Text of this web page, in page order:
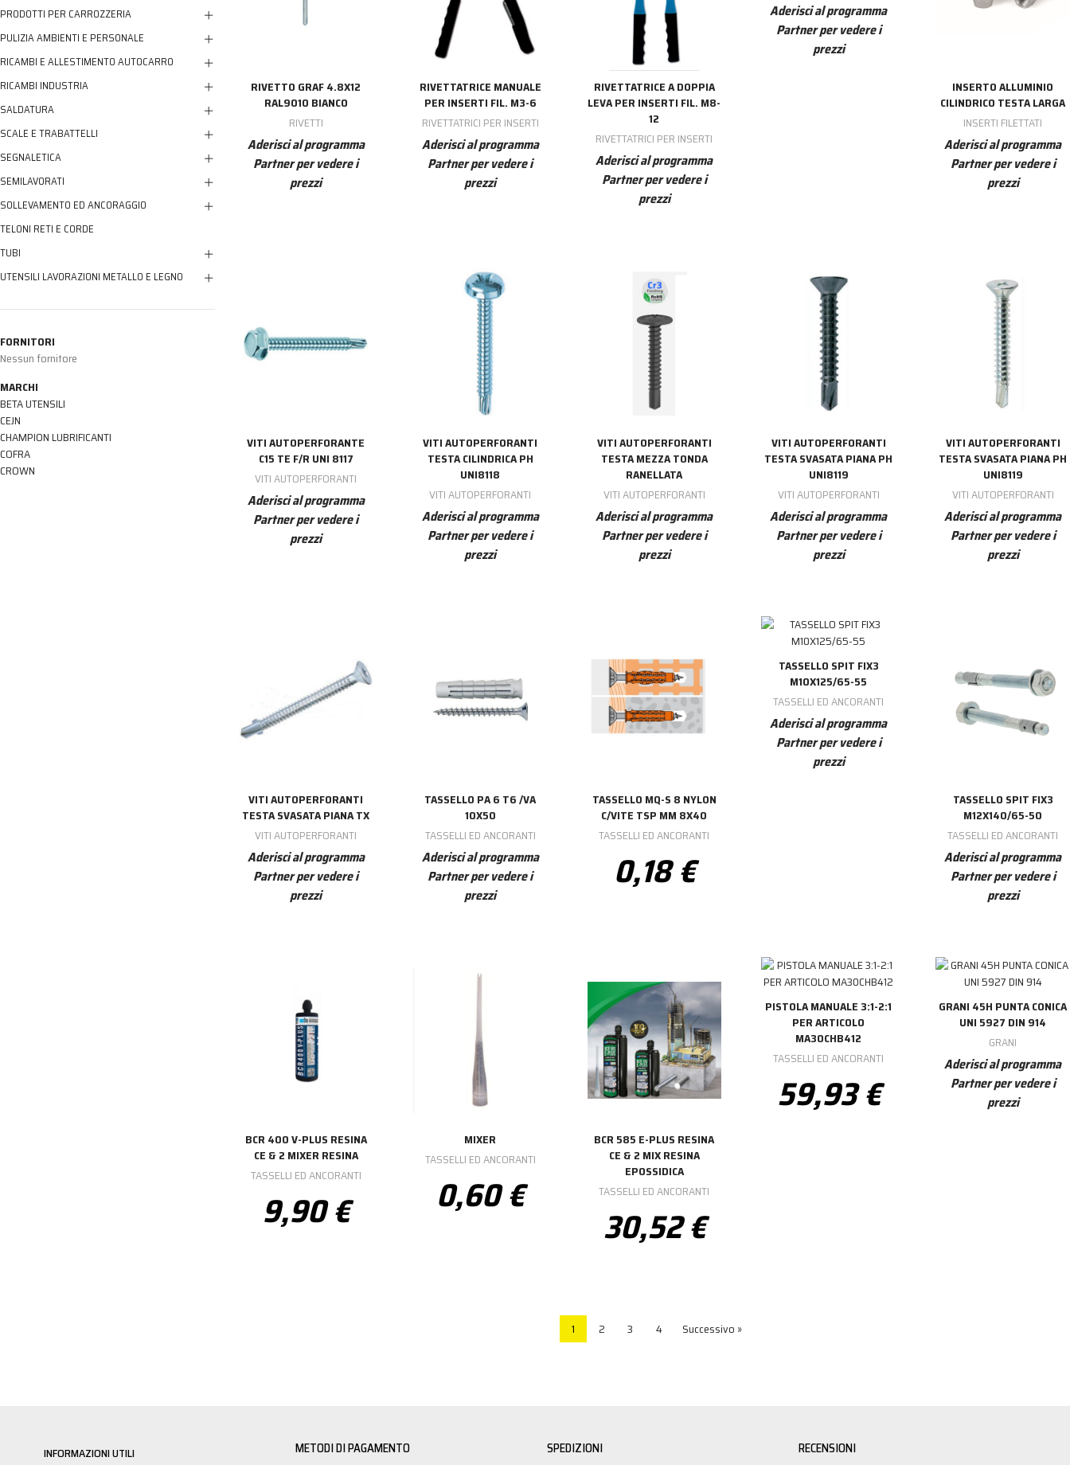
RIVETTO GRAF 4.8X12
RAL9010 BIANCO
RIVETTI
Aderisci al programma
Partner per vedere i
prezzi
RIVETTATRICE MANUALE
PER INSERTI FIL. M3-6
RIVETTATRICI PER INSERTI
Aderisci al programma
Partner per vedere i
prezzi
RIVETTATRICE A DOPPIA
LEVA PER INSERTI FIL. M8-
12
RIVETTATRICI PER INSERTI
Aderisci al programma
Partner per vedere i
prezzi
Aderisci al programma
Partner per vedere i
prezzi
INSERTO ALLUMINIO
CILINDRICO TESTA LARGA
INSERTI FILETTATI
Aderisci al programma
Partner per vedere i
prezzi
VITI AUTOPERFORANTE
C15 TE F/R UNI 8117
VITI AUTOPERFORANTI
Aderisci al programma
Partner per vedere i
prezzi
VITI AUTOPERFORANTI
TESTA CILINDRICA PH
UNI8118
VITI AUTOPERFORANTI
Aderisci al programma
Partner per vedere i
prezzi
VITI AUTOPERFORANTI
TESTA MEZZA TONDA
RANELLATA
VITI AUTOPERFORANTI
Aderisci al programma
Partner per vedere i
prezzi
VITI AUTOPERFORANTI
TESTA SVASATA PIANA PH
UNI8119
VITI AUTOPERFORANTI
Aderisci al programma
Partner per vedere i
prezzi
VITI AUTOPERFORANTI
TESTA SVASATA PIANA PH
UNI8119
VITI AUTOPERFORANTI
Aderisci al programma
Partner per vedere i
prezzi
VITI AUTOPERFORANTI
TESTA SVASATA PIANA TX
VITI AUTOPERFORANTI
Aderisci al programma
Partner per vedere i
prezzi
TASSELLO PA 6 T6 /VA
10X50
TASSELLI ED ANCORANTI
Aderisci al programma
Partner per vedere i
prezzi
TASSELLO MQ-S 8 NYLON
C/VITE TSP MM 8X40
TASSELLI ED ANCORANTI
0,18 €
TASSELLO SPIT FIX3
M10X125/65-55
TASSELLI ED ANCORANTI
Aderisci al programma
Partner per vedere i
prezzi
TASSELLO SPIT FIX3
M12X140/65-50
TASSELLI ED ANCORANTI
Aderisci al programma
Partner per vedere i
prezzi
BCR 400 V-PLUS RESINA
CE & 2 MIXER RESINA
TASSELLI ED ANCORANTI
9,90 €
MIXER
TASSELLI ED ANCORANTI
0,60 €
BCR 585 E-PLUS RESINA
CE & 2 MIX RESINA
EPOSSIDICA
TASSELLI ED ANCORANTI
30,52 €
PISTOLA MANUALE 3:1-2:1
PER ARTICOLO
MA30CHB412
TASSELLI ED ANCORANTI
59,93 €
GRANI 45H PUNTA CONICA
UNI 5927 DIN 914
GRANI
Aderisci al programma
Partner per vedere i
prezzi
1 2 3 4 Successivo »
PRODOTTI PER CARROZZERIA
PULIZIA AMBIENTI E PERSONALE
RICAMBI E ALLESTIMENTO AUTOCARRO
RICAMBI INDUSTRIA
SALDATURA
SCALE E TRABATTELLI
SEGNALETICA
SEMILAVORATI
SOLLEVAMENTO ED ANCORAGGIO
TELONI RETI E CORDE
TUBI
UTENSILI LAVORAZIONI METALLO E LEGNO
FORNITORI
Nessun fornitore
MARCHI
BETA UTENSILI
CEJN
CHAMPION LUBRIFICANTI
COFRA
CROWN
INFORMAZIONI UTILI METODI DI PAGAMENTO SPEDIZIONI RECENSIONI